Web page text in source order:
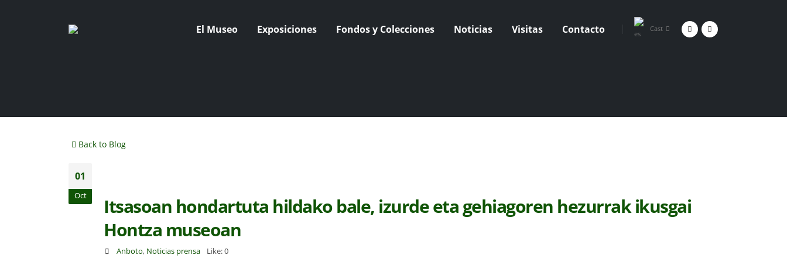
El Museo Exposiciones Fondos y Colecciones Noticias Visitas Contacto Cast
Back to Blog
01
Oct
Itsasoan hondartuta hildako bale, izurde eta gehiagoren hezurrak ikusgai
Hontza museoan
Anboto, Noticias prensa Like:0